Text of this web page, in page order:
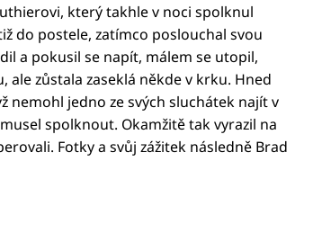
který takhle v noci spolknul
do postele, zatímco poslouchal svou
a pokusil se napít, málem se utopil,
zůstala zaseklá někde v krku. Hned
nemohl jedno ze svých sluchátek najít v
spolknout. Okamžitě tak vyrazil na
Fotky a svůj zážitek následně Brad